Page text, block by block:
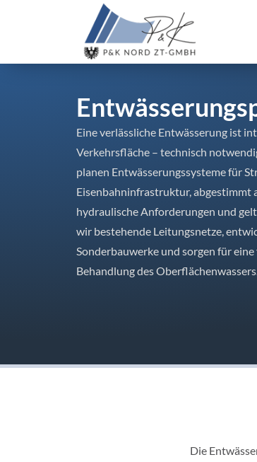
Eine verlässliche Entwässerung ist
Verkehrsfläche – technisch
planen Entwässerungssysteme für
Eisenbahninfrastruktur, abgestimmt
hydraulische Anforderungen und
wir bestehende Leitungsnetze,
Sonderbauwerke und sorgen für
Behandlung des
Die